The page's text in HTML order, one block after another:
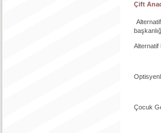
Çift
Alternatif
Çocuk